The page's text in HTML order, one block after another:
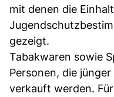
mit denen die
gezeigt.
Tabakwaren sowie
Personen, die
verkauft werden.